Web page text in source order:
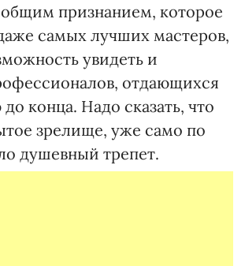
признанием, которое
самых лучших мастеров,
увидеть и
отдающихся
конца. Надо сказать, что
зрелище, уже само по
душевный трепет.